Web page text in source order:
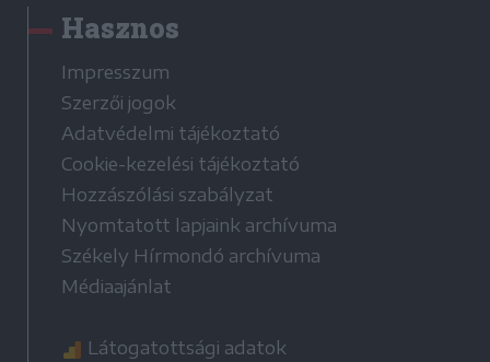
Hasznos
Impresszum
Szerzői jogok
Adatvédelmi tájékoztató
Cookie-kezelési tájékoztató
Hozzászólási szabályzat
Nyomtatott lapjaink archívuma
Székely Hírmondó archívuma
Médiaajánlat
Látogatottsági adatok